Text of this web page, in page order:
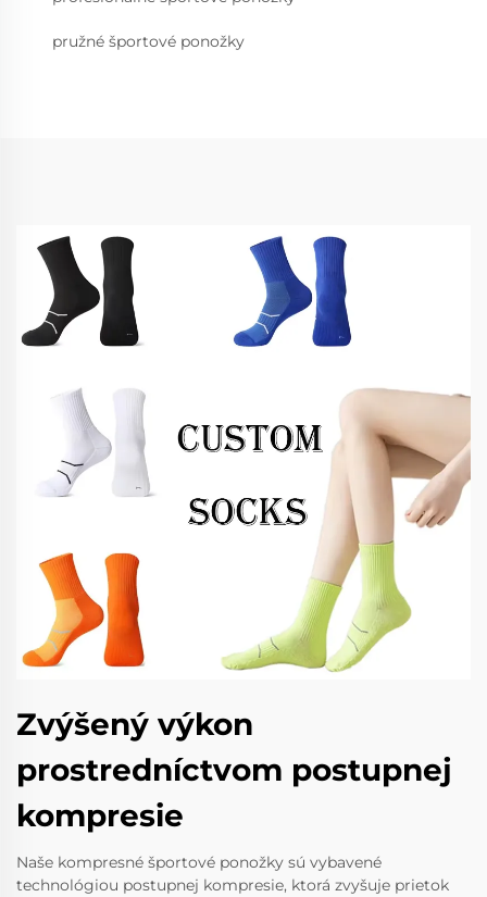
pružné športové ponožky
Zvýšený výkon
prostredníctvom postupnej
kompresie
Naše kompresné športové ponožky sú vybavené
technológiou postupnej kompresie, ktorá zvyšuje prietok